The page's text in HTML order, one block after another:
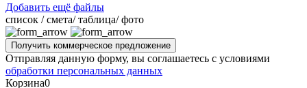
Добавить ещё файлы
cписок / смета/ таблица/ фото
Отправляя данную форму, вы соглашаетесь с условиями
обработки персональных данных
Корзина0